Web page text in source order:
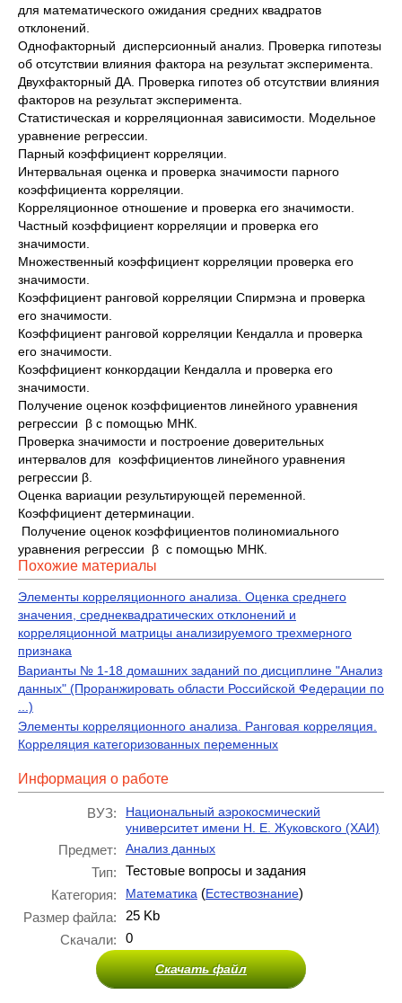
для математического ожидания средних квадратов
отклонений.
Однофакторный дисперсионный анализ. Проверка гипотезы
об отсутствии влияния фактора на результат эксперимента.
Двухфакторный ДА. Проверка гипотез об отсутствии влияния
факторов на результат эксперимента.
Статистическая и корреляционная зависимости. Модельное
уравнение регрессии.
Парный коэффициент корреляции.
Интервальная оценка и проверка значимости парного
коэффициента корреляции.
Корреляционное отношение и проверка его значимости.
Частный коэффициент корреляции и проверка его
значимости.
Множественный коэффициент корреляции проверка его
значимости.
Коэффициент ранговой корреляции Спирмэна и проверка
его значимости.
Коэффициент ранговой корреляции Кендалла и проверка
его значимости.
Коэффициент конкордации Кендалла и проверка его
значимости.
Получение оценок коэффициентов линейного уравнения
регрессии β с помощью МНК.
Проверка значимости и построение доверительных
интервалов для коэффициентов линейного уравнения
регрессии β.
Оценка вариации результирующей переменной.
Коэффициент детерминации.
Получение оценок коэффициентов полиномиального
уравнения регрессии β с помощью МНК.
Похожие материалы
Элементы корреляционного анализа. Оценка среднего
значения, среднеквадратических отклонений и
корреляционной матрицы анализируемого трехмерного
признака
Варианты № 1-18 домашних заданий по дисциплине "Анализ
данных" (Проранжировать области Российской Федерации по
...)
Элементы корреляционного анализа. Ранговая корреляция.
Корреляция категоризованных переменных
Информация о работе
ВУЗ:
Национальный аэрокосмический
университет имени Н. Е. Жуковского (ХАИ)
Предмет: Анализ данных
Тип:
Тестовые вопросы и задания
Категория:
Математика (Естествознание)
Размер файла:
25 Kb
Скачали:
0
Скачать файл